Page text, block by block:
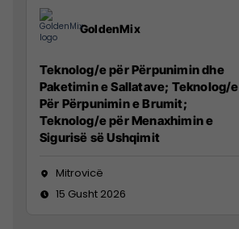
GoldenMix
Teknolog/e për Përpunimin dhe
Paketimin e Sallatave; Teknolog/e
Për Përpunimin e Brumit;
Teknolog/e për Menaxhimin e
Sigurisë së Ushqimit
Mitrovicë
15 Gusht 2026